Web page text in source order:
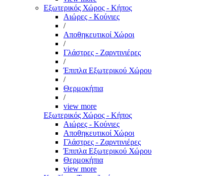
Εξωτερικός Χώρος - Κήπος
Αιώρες - Κούνιες
/
Αποθηκευτικοί Χώροι
/
Γλάστρες - Ζαρντινιέρες
/
Έπιπλα Εξωτερικού Χώρου
/
Θερμοκήπια
/
view more
Εξωτερικός Χώρος - Κήπος
Αιώρες - Κούνιες
Αποθηκευτικοί Χώροι
Γλάστρες - Ζαρντινιέρες
Έπιπλα Εξωτερικού Χώρου
Θερμοκήπια
view more